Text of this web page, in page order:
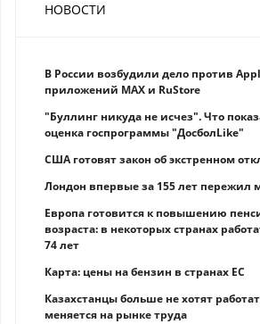
НОВОСТИ
В России возбудили дело против
приложений MAX и RuStore
"Буллинг никуда не исчез". Что
оценка госпрограммы "ДосболLike"
США готовят закон об экстренном
Лондон впервые за 155 лет пережил
Европа готовится к повышению
возраста: в некоторых странах
74 лет
Карта: цены на бензин в странах ЕС
Казахстанцы больше не хотят
меняется на рынке труда